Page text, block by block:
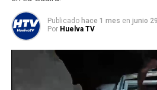
Publicado hace 1 mes en junio
Por Huelva TV